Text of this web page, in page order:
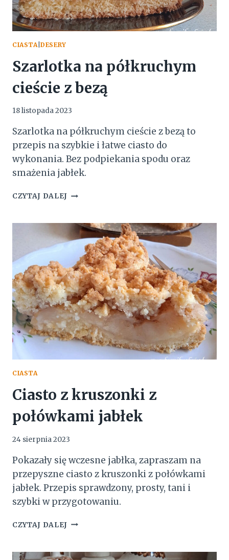
CIASTA |DESERY
Szarlotka na półkruchym
cieście z bezą
18 listopada 2023
Szarlotka na półkruchym cieście z bezą to
przepis na szybkie i łatwe ciasto do
wykonania. Bez podpiekania spodu oraz
smażenia jabłek.
CZYTAJ DALEJ SZARLOTKA
CIEŚCIE
Z
BEZĄ
CIASTA
Ciasto z kruszonki z
połówkami jabłek
24 sierpnia 2023
Pokazały się wczesne jabłka, zapraszam na
przepyszne ciasto z kruszonki z połówkami
jabłek. Przepis sprawdzony, prosty, tani i
szybki w przygotowaniu.
CZYTAJ DALEJ CIASTO
Z